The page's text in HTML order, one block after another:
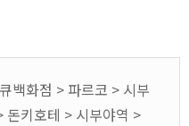
백화점 > 파르코 > 시부
돈키호테 > 시부야역 >